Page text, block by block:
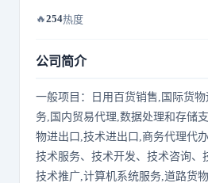
🔥254热度
公司简介
一般项目：日用百货销售,国际货
务,国内贸易代理,数据处理和存储
物进出口,技术进出口,商务代理代
技术服务、技术开发、技术咨询、
技术推广,计算机系统服务,道路货